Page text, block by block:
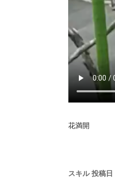
花満開
スキル 投稿日